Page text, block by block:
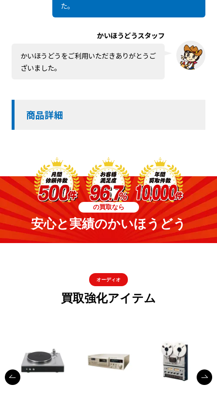
た。
かいほうどうスタッフ
かいほうどうをご利用いただきありがとうご
ざいました。
商品詳細
の買取なら
安心と実績のかいほうどう
オーディオ
買取強化アイテム